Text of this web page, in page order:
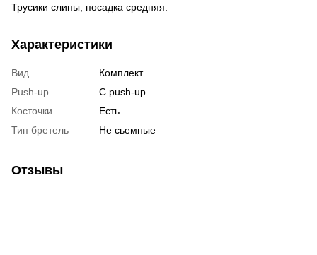
Трусики слипы, посадка средняя.
Характеристики
Вид
Комплект
Push-up
C push-up
Косточки
Есть
Тип бретель
Не сьемные
Отзывы